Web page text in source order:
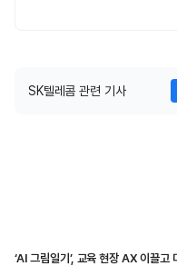
SK텔레콤 관련 기사
‘AI 그림일기’, 교육 현장 AX 이끌고